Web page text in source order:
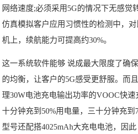
网络速度;必须采用5G的情况下无感觉
仿真模拟客户应用习惯性的检测中，对
机上，续航能力可提高约30%。
这一系统软件能够 说成最大限度了确
的均衡，让客户的5G感受更舒服。而
理30W电池充电输出功率的VOOC快
十分钟充到50%用电量，三十分钟充到
型号还配搭4025mAh大充电电池，因